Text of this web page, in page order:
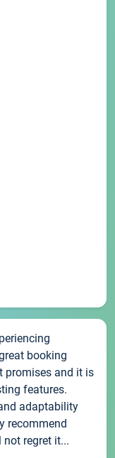
booking
promises and it is
features.
adaptability
recommend
regret it...